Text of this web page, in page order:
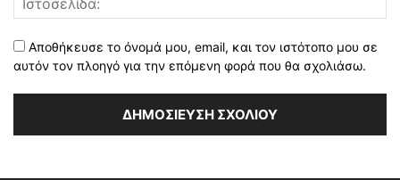
Αποθήκευσε το όνομά μου, email, και τον ιστότοπο μου σε
αυτόν τον πλοηγό για την επόμενη φορά που θα σχολιάσω.